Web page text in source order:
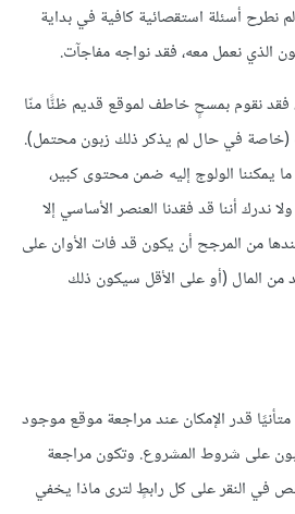
نطرح أسئلة استقصائية كافية في بداية
الذي نعمل معه، فقد نواجه مفاجآت.
نقوم بمسحٍ خاطف لموقع قديم ظنًّا منّا
(خاصة في حال لم يذكر ذلك زبون محتمل).
يمكننا الولوج إليه ضمن محتوى كبير،
ندرك أننا قد فقدنا العنصر الأساسي إلا
من المرجح أن يكون قد فات الأوان على
من المال (أو على الأقل سيكون ذلك
قدر الإمكان عند مراجعة موقع موجود
على شروط المشروع. وتكون مراجعة
في النقر على كل رابطٍ لترى ماذا يخفي